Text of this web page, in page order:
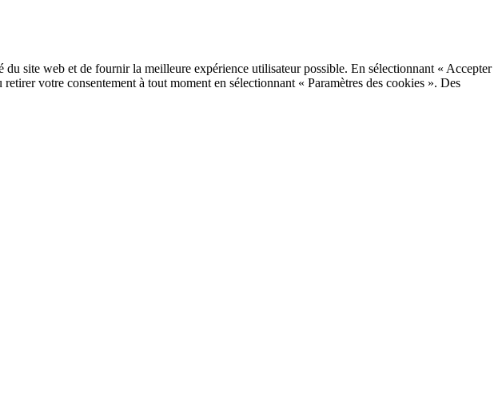
site web et de fournir la meilleure expérience utilisateur possible. En sélectionnant « Accepter
votre consentement à tout moment en sélectionnant « Paramètres des cookies ». Des